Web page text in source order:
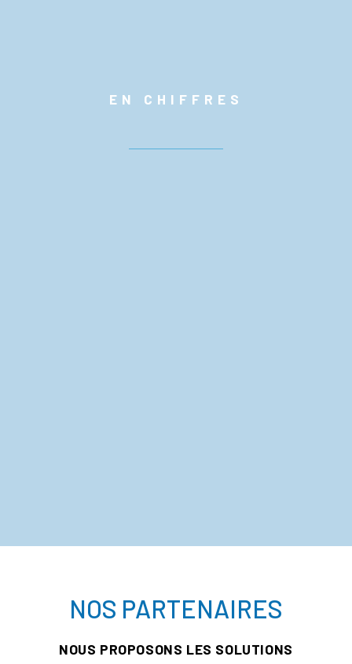
EN CHIFFRES
NOS PARTENAIRES
NOUS PROPOSONS LES SOLUTIONS